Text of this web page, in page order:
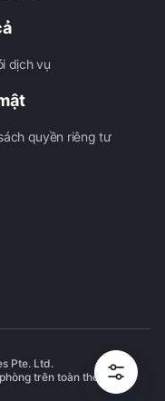
dịch vụ
quyền riêng tư
Pte. Ltd.
trên toàn thế giới.